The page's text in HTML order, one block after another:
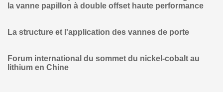
la vanne papillon à double offset haute performance
La structure et l'application des vannes de porte
Forum international du sommet du nickel-cobalt au
lithium en Chine